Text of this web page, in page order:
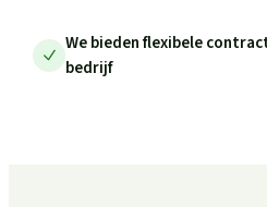
We bieden flexibele
bedrijf